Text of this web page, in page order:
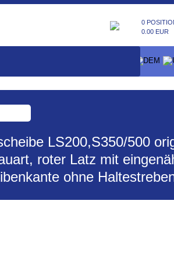
0
0.00 EUR
LS200,S350/500
roter Latz mit
ohne